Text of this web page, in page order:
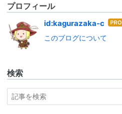
プロフィール
id:kagurazaka-c はて
このブログについて
検索